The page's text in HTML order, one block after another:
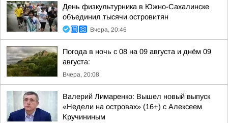
День физкультурника в Южно-Сахалинске
объединил тысячи островитян
Вчера, 20:46
Погода в ночь с 08 на 09 августа и днём 09
августа:
Вчера, 20:08
Валерий Лимаренко: Вышел новый выпуск
«Недели на островах» (16+) с Алексеем
Кручининым